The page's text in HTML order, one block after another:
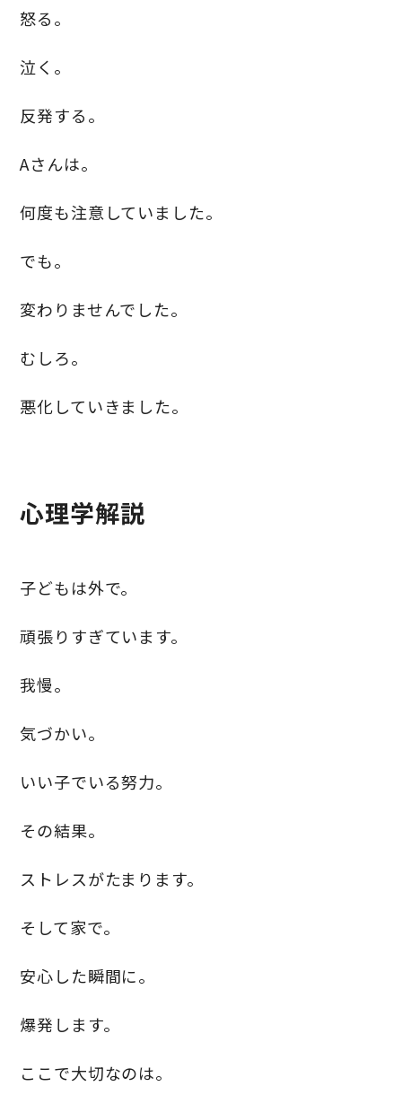
怒る。
泣く。
反発する。
Aさんは。
何度も注意していました。
でも。
変わりませんでした。
むしろ。
悪化していきました。
心理学解説
子どもは外で。
頑張りすぎています。
我慢。
気づかい。
いい子でいる努力。
その結果。
ストレスがたまります。
そして家で。
安心した瞬間に。
爆発します。
ここで大切なのは。